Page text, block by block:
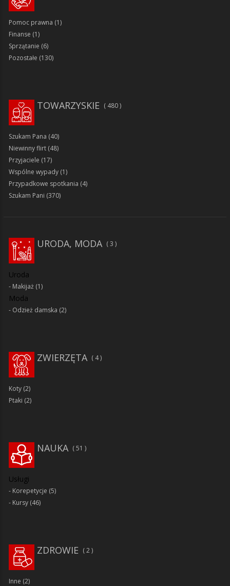
Pomoc prawna (1)
Finanse (1)
Sprzątanie (6)
Pozostałe (130)
TOWARZYSKIE 480
Szukam Pana (40)
Niewinny flirt (48)
Przyjaciele (17)
Wspólne wypady (1)
Przypadkowe spotkania (4)
Szukam Pani (370)
URODA, MODA 3
Uroda
Makijaż (1)
Moda
Odzież damska (2)
ZWIERZĘTA 4
Koty (2)
Ptaki (2)
51
NAUKA
Usługi
Korepetycje (5)
Kursy (46)
ZDROWIE 2
Inne (2)